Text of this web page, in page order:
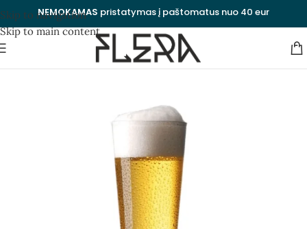
Skip to navigation
Skip to main content
NEMOKAMAS pristatymas į paštomatus nuo 40 eur